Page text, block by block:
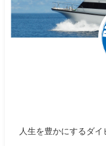
人生を豊かにするダイ